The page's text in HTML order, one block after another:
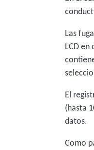
Las
LCD
El
(hasta
datos.
Como